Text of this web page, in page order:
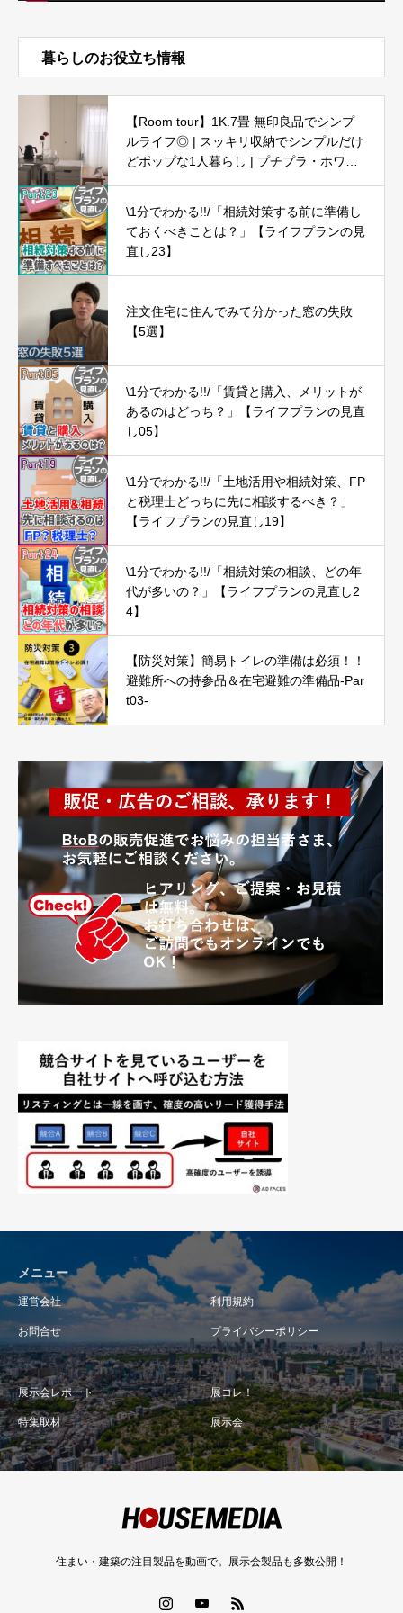
暮らしのお役立ち情報
【Room tour】1K.7畳 無印良品でシンプ
ルライフ◎ | スッキリ収納でシンプルだけ
どポップな1人暮らし | プチプラ・ホワイ
\1分でわかる!!/「相続対策する前に準備し
ておくべきことは？」【ライフプランの見
直し23】
注文住宅に住んでみて分かった窓の失敗
【5選】
\1分でわかる!!/「賃貸と購入、メリットが
あるのはどっち？」【ライフプランの見直
し05】
\1分でわかる!!/「土地活用や相続対策、FP
と税理士どっちに先に相談するべき？」
【ライフプランの見直し19】
\1分でわかる!!/「相続対策の相談、どの年
代が多いの？」【ライフプランの見直し2
4】
【防災対策】簡易トイレの準備は必須！！
避難所への持参品＆在宅避難の準備品-Par
t03-
メニュー
運営会社 利用規約
お問合せ プライバシーポリシー
展示会レポート 展コレ！
特集取材 展示会
住まい・建築の注目製品を動画で。展示会製品も多数公開！